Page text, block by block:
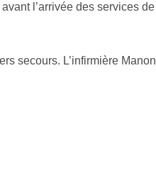
l’arrivée des services de
secours. L’infirmière